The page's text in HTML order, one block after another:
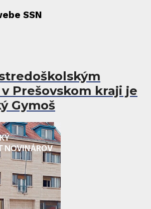
SSN
Prešovskom kraji je
Gymoš